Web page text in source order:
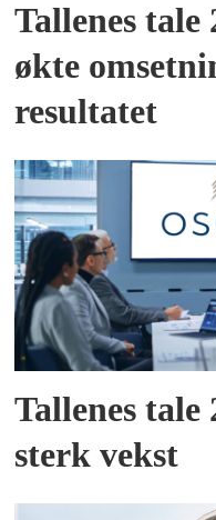
Tallenes tale
økte
resultatet
Tallenes tale
sterk vekst